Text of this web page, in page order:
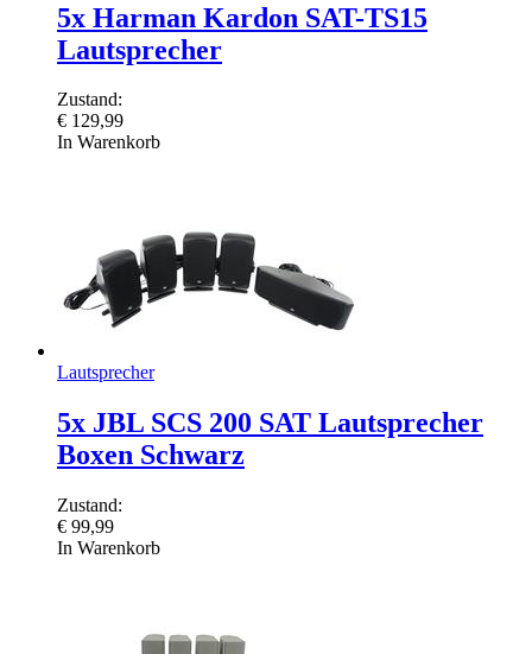
5x Harman Kardon SAT-TS15
Lautsprecher
Zustand:
€ 129,99
In Warenkorb
Lautsprecher
5x JBL SCS 200 SAT Lautsprecher
Boxen Schwarz
Zustand:
€ 99,99
In Warenkorb